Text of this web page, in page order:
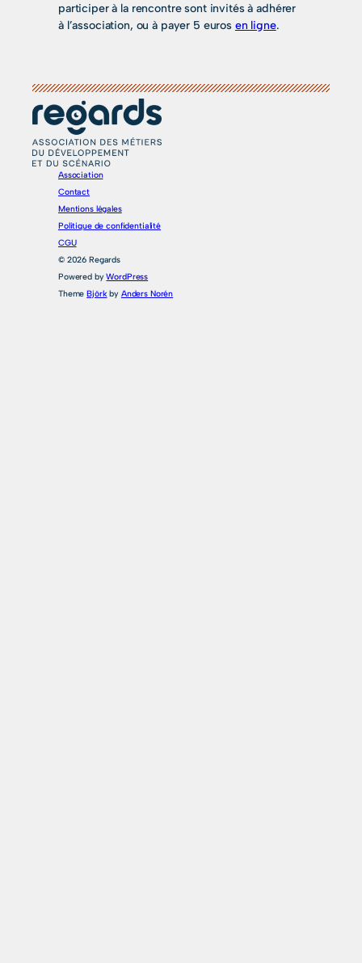
participer à la rencontre sont invités à adhérer
à l’association, ou à payer 5 euros en ligne.
Association
Contact
Mentions légales
Politique de confidentialité
CGU
© 2026 Regards
Powered byWordPress
ThemeBjörkby Anders Norén